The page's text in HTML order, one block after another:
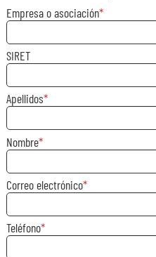
Empresa o asociación
SIRET
Apellidos
Nombre
Correo electrónico
Teléfono